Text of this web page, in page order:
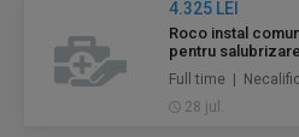
4.325 LEI
Roco instal
pentru salubrizare
28 jul.